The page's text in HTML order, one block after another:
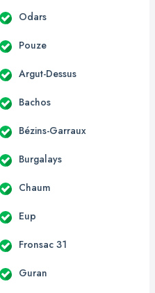
Odars
Pouze
Argut-Dessus
Bachos
Bézins-Garraux
Burgalays
Chaum
Eup
Fronsac 31
Guran